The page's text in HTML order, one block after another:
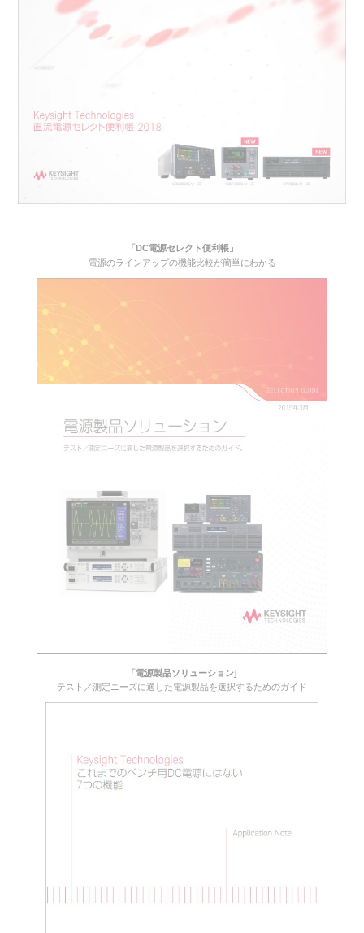
「DC電源セレクト便利帳」
電源のラインアップの機能比較が簡単にわかる
「電源製品ソリューション]
テスト／測定ニーズに適した電源製品を選択するためのガイド